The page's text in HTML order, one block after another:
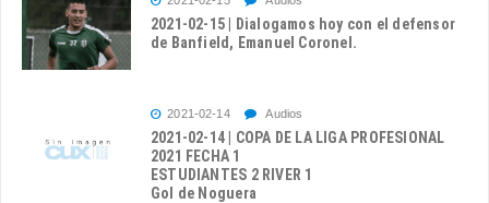
2021-02-15 | Dialogamos hoy con el defensor
de Banfield, Emanuel Coronel.
2021-02-14 Audios
2021-02-14 | COPA DE LA LIGA PROFESIONAL
2021 FECHA 1
ESTUDIANTES 2 RIVER 1
Gol de Noguera